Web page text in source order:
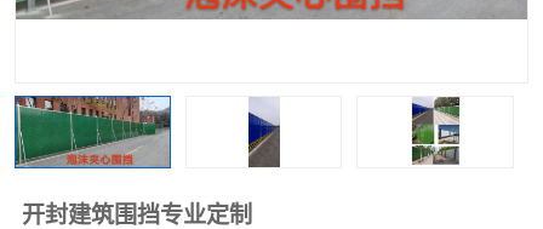
开封建筑围挡专业定制